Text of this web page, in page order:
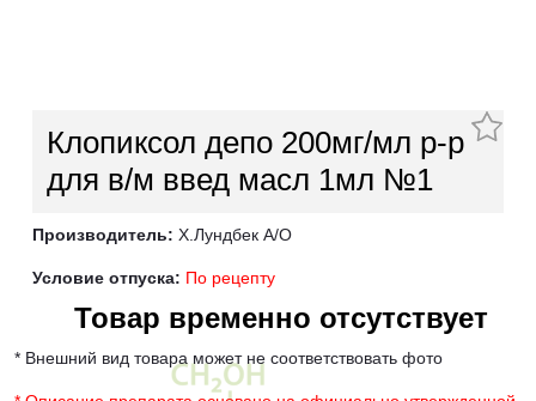
Клопиксол депо 200мг/мл р-р
для в/м введ масл 1мл №1
Производитель: Х.Лундбек А/О
Условие отпуска: По рецепту
Товар временно отсутствует
* Внешний вид товара может не соответствовать фото